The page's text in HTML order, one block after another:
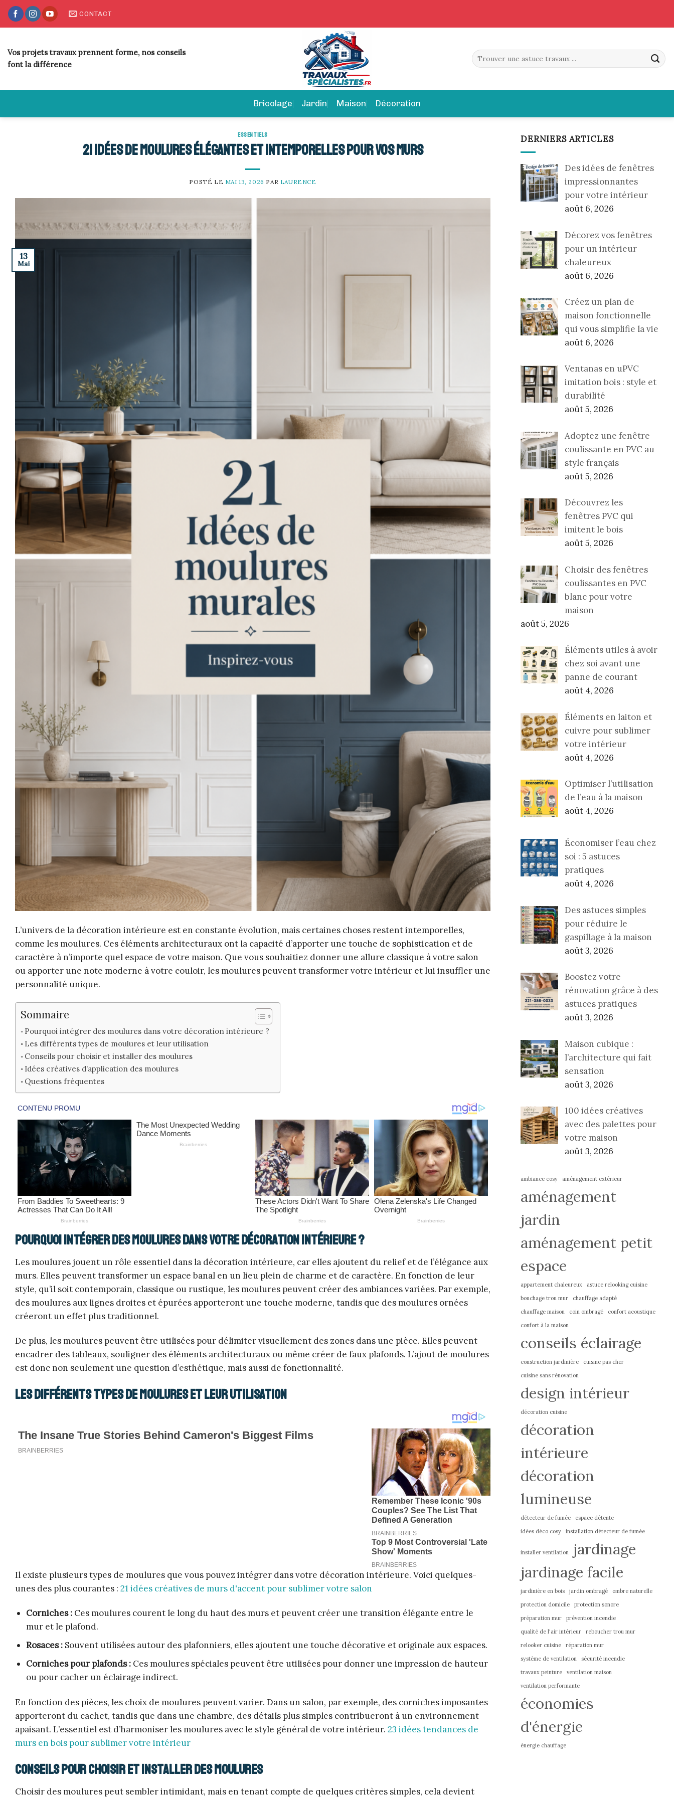
Skip
CONTACT
Vos projets travaux prennent forme, nos conseils
font la différence
Bricolage Jardin Maison Décoration
ESSENTIELS
21 idées de moulures élégantes et intemporelles pour vos murs
POSTÉ LE MAI 13, 2026 PAR LAURENCE
13
Mai
L’univers de la décoration intérieure est en constante évolution, mais certaines choses restent intemporelles,
comme les moulures. Ces éléments architecturaux ont la capacité d’apporter une touche de sophistication et de
caractère à n’importe quel espace de votre maison. Que vous souhaitiez donner une allure classique à votre salon
ou apporter une note moderne à votre couloir, les moulures peuvent transformer votre intérieur et lui insuffler une
personnalité unique.
Sommaire
Pourquoi intégrer des moulures dans votre décoration intérieure ?
Les différents types de moulures et leur utilisation
Conseils pour choisir et installer des moulures
Idées créatives d’application des moulures
Questions fréquentes
Pourquoi intégrer des moulures dans votre décoration intérieure ?
Les moulures jouent un rôle essentiel dans la décoration intérieure, car elles ajoutent du relief et de l’élégance aux
murs. Elles peuvent transformer un espace banal en un lieu plein de charme et de caractère. En fonction de leur
style, qu’il soit contemporain, classique ou rustique, les moulures peuvent créer des ambiances variées. Par exemple,
des moulures aux lignes droites et épurées apporteront une touche moderne, tandis que des moulures ornées
créeront un effet plus traditionnel.
De plus, les moulures peuvent être utilisées pour délimiter visuellement des zones dans une pièce. Elles peuvent
encadrer des tableaux, souligner des éléments architecturaux ou même créer de faux plafonds. L’ajout de moulures
est donc non seulement une question d’esthétique, mais aussi de fonctionnalité.
Les différents types de moulures et leur utilisation
Il existe plusieurs types de moulures que vous pouvez intégrer dans votre décoration intérieure. Voici quelques-
unes des plus courantes : 21 idées créatives de murs d'accent pour sublimer votre salon
Corniches : Ces moulures courent le long du haut des murs et peuvent créer une transition élégante entre le
mur et le plafond.
Rosaces : Souvent utilisées autour des plafonniers, elles ajoutent une touche décorative et originale aux espaces.
Corniches pour plafonds : Ces moulures spéciales peuvent être utilisées pour donner une impression de hauteur
ou pour cacher un éclairage indirect.
En fonction des pièces, les choix de moulures peuvent varier. Dans un salon, par exemple, des corniches imposantes
apporteront du cachet, tandis que dans une chambre, des détails plus simples contribueront à un environnement
apaisant. L’essentiel est d’harmoniser les moulures avec le style général de votre intérieur. 23 idées tendances de
murs en bois pour sublimer votre intérieur
Conseils pour choisir et installer des moulures
Choisir des moulures peut sembler intimidant, mais en tenant compte de quelques critères simples, cela devient
DERNIERS ARTICLES
Des idées de fenêtres
impressionnantes
pour votre intérieur
août 6, 2026
Décorez vos fenêtres
pour un intérieur
chaleureux
août 6, 2026
Créez un plan de
maison fonctionnelle
qui vous simplifie la vie
août 6, 2026
Ventanas en uPVC
imitation bois : style et
durabilité
août 5, 2026
Adoptez une fenêtre
coulissante en PVC au
style français
août 5, 2026
Découvrez les
fenêtres PVC qui
imitent le bois
août 5, 2026
Choisir des fenêtres
coulissantes en PVC
blanc pour votre
maison
août 5, 2026
Éléments utiles à avoir
chez soi avant une
panne de courant
août 4, 2026
Éléments en laiton et
cuivre pour sublimer
votre intérieur
août 4, 2026
Optimiser l’utilisation
de l’eau à la maison
août 4, 2026
Économiser l’eau chez
soi : 5 astuces
pratiques
août 4, 2026
Des astuces simples
pour réduire le
gaspillage à la maison
août 3, 2026
Boostez votre
rénovation grâce à des
astuces pratiques
août 3, 2026
Maison cubique :
l’architecture qui fait
sensation
août 3, 2026
100 idées créatives
avec des palettes pour
votre maison
août 3, 2026
ambiance cosy aménagement extérieur
aménagement
jardin
aménagement petit
espace
appartement chaleureux
astuce relooking cuisine
bouchage trou mur
chauffage adapté
chauffage maison
coin ombragé
confort acoustique
confort à la maison
conseils éclairage
construction jardinière
cuisine pas cher
cuisine sans rénovation
design intérieur
décoration cuisine
décoration
intérieure
décoration
lumineuse
détecteur de fumée
espace détente
idées déco cosy
installation détecteur de fumée
installer ventilation
jardinage
jardinage facile
jardinière en bois jardin ombragé
ombre naturelle
protection domicile
protection sonore
préparation mur
prévention incendie
qualité de l'air intérieur
reboucher trou mur
relooker cuisine
réparation mur
système de ventilation
sécurité incendie
travaux peinture
ventilation maison
ventilation performante
économies
d'énergie
énergie chauffage